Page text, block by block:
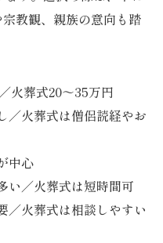
教観、親族の意向も踏
火葬式20～35万円
／火葬式は僧侶読経やお
中心
い／火葬式は短時間可
／火葬式は相談しやすい